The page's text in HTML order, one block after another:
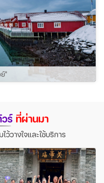
"
ร์ที่ผ่านมา
ว้วางใจและใช้บริการ